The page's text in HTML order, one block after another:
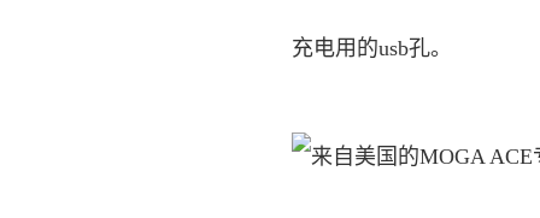
充电用的usb孔。